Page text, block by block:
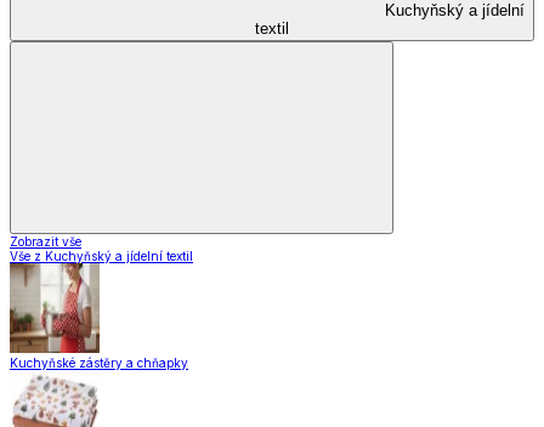
Kuchyňský a jídelní
textil
Zobrazit vše
Vše z Kuchyňský a jídelní textil
Kuchyňské zástěry a chňapky